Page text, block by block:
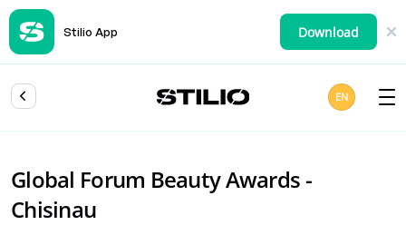
Stilio App Download
EN
Global Forum Beauty Awards -
Chisinau